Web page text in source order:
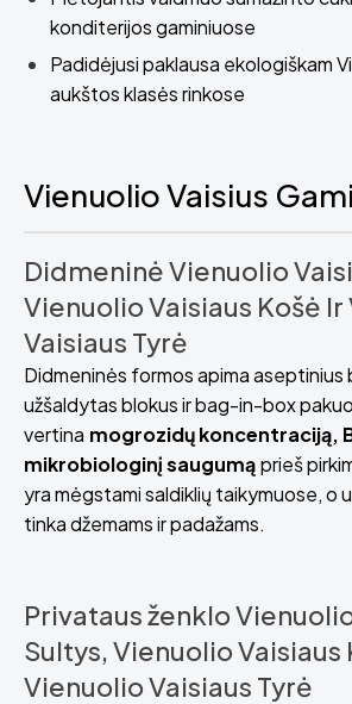
konditerijos gaminiuose
Padidėjusi paklausa ekologiškam
aukštos klasės rinkose
Vienuolio Vaisius
Didmeninė Vienuolio
Vienuolio Vaisiaus Košė
Vaisiaus Tyrė
Didmeninės formos apima aseptinius
užšaldytas blokus ir bag-in-box
vertina mogrozidų koncentraciją,
mikrobiologinį saugumąprieš
yra mėgstami saldiklių taikymuose, o
tinka džemams ir padažams.
Privataus ženklo
Sultys, Vienuolio Vaisiaus
Vienuolio Vaisiaus Tyrė